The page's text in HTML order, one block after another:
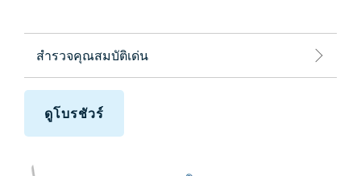
สำรวจคุณสมบัติเด่น
ดูโบรชัวร์